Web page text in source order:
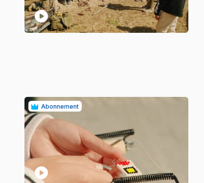
play_circle
Abonnement
play_circle